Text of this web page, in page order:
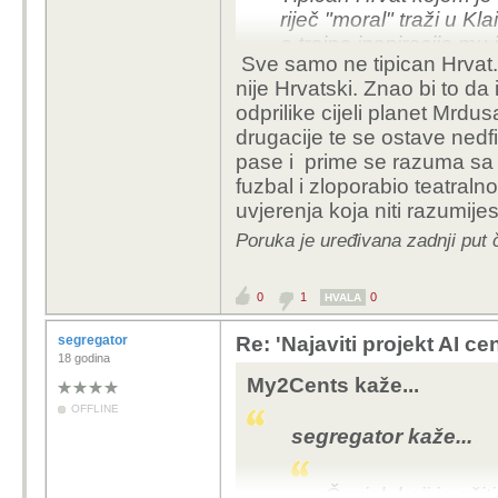
riječ "moral" traži u
a trajna inspiracija mu
Sve samo ne tipican
nije Hrvatski. Znao bi to
odprilike cijeli planet
drugacije te se ostave
pase i prime se razuma
fuzbal i zloporabio
uvjerenja koja niti
Poruka je uređivana zadnji put
0 1 HVALA 0
segregator
18 godina
OFFLINE
Re: 'Najaviti projekt AI
My2Cents kaže...
segregator kaže...